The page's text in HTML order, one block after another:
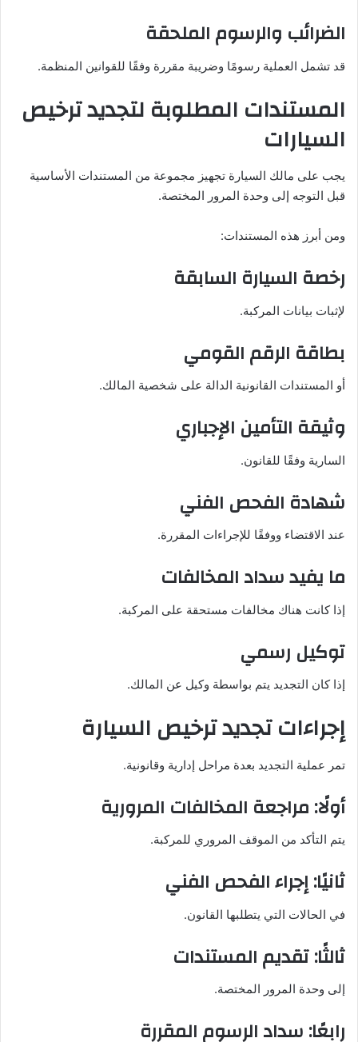
الضرائب والرسوم الملحقة
قد تشمل العملية رسومًا وضريبة مقررة وفقًا للقوانين المنظمة.
المستندات المطلوبة لتجديد ترخيص
السيارات
يجب على مالك السيارة تجهيز مجموعة من المستندات الأساسية
قبل التوجه إلى وحدة المرور المختصة.
ومن أبرز هذه المستندات:
رخصة السيارة السابقة
لإثبات بيانات المركبة.
بطاقة الرقم القومي
أو المستندات القانونية الدالة على شخصية المالك.
وثيقة التأمين الإجباري
السارية وفقًا للقانون.
شهادة الفحص الفني
عند الاقتضاء ووفقًا للإجراءات المقررة.
ما يفيد سداد المخالفات
إذا كانت هناك مخالفات مستحقة على المركبة.
توكيل رسمي
إذا كان التجديد يتم بواسطة وكيل عن المالك.
إجراءات تجديد ترخيص السيارة
تمر عملية التجديد بعدة مراحل إدارية وقانونية.
أولًا: مراجعة المخالفات المرورية
يتم التأكد من الموقف المروري للمركبة.
ثانيًا: إجراء الفحص الفني
في الحالات التي يتطلبها القانون.
ثالثًا: تقديم المستندات
إلى وحدة المرور المختصة.
رابعًا: سداد الرسوم المقررة